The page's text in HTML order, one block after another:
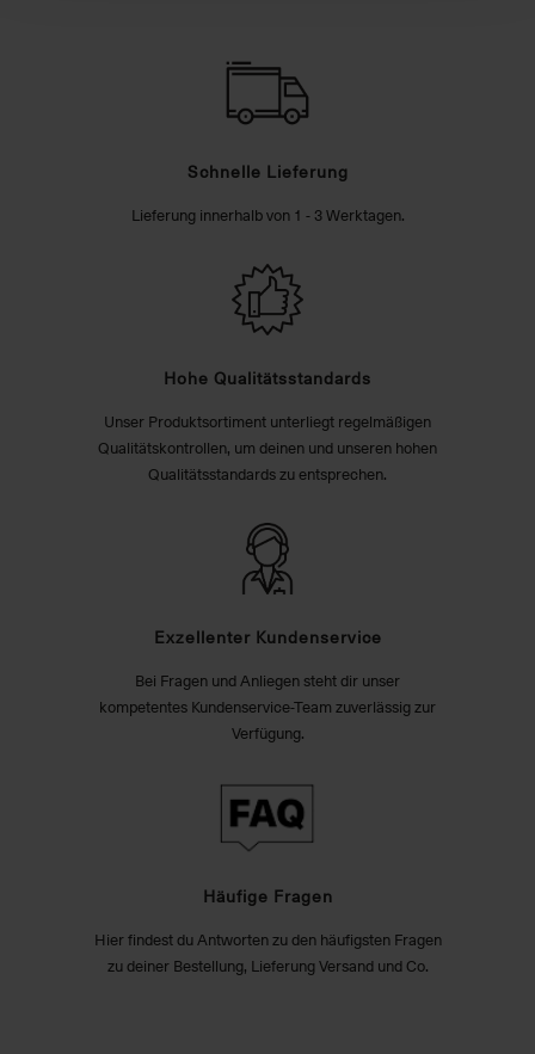
Schnelle Lieferung
Lieferung innerhalb von 1 - 3 Werktagen.
Hohe Qualitätsstandards
Unser Produktsortiment unterliegt regelmäßigen
Qualitätskontrollen, um deinen und unseren hohen
Qualitätsstandards zu entsprechen.
Exzellenter Kundenservice
Bei Fragen und Anliegen steht dir unser
kompetentes Kundenservice-Team zuverlässig zur
Verfügung.
Häufige Fragen
Hier findest du Antworten zu den häufigsten Fragen
zu deiner Bestellung, Lieferung Versand und Co.